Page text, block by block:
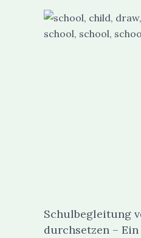
Schulbegleitung
durchsetzen –